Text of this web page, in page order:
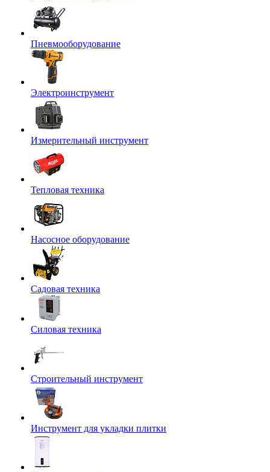
Пневмооборудование
Электроинструмент
Измерительный инструмент
Тепловая техника
Насосное оборудование
Садовая техника
Силовая техника
Строительный инструмент
Инструмент для укладки плитки